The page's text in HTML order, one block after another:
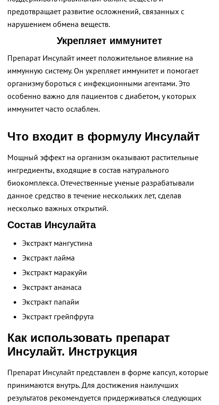
предотвращает развитие осложнений, связанных с
нарушением обмена веществ.
Укрепляет иммунитет
Препарат Инсулайт имеет положительное влияние на
иммунную систему. Он укрепляет иммунитет и помогает
организму бороться с инфекционными агентами. Это
особенно важно для пациентов с диабетом, у которых
иммунитет часто ослаблен.
Что входит в формулу Инсулайт
Мощный эффект на организм оказывают растительные
ингредиенты, входящие в состав натурального
биокомплекса. Отечественные ученые разрабатывали
данное средство в течение нескольких лет, сделав
несколько важных открытий.
Состав Инсулайта
Экстракт мангустина
Экстракт лайма
Экстракт маракуйи
Экстракт ананаса
Экстракт папайи
Экстракт грейпфрута
Как использовать препарат
Инсулайт. Инструкция
Препарат Инсулайт представлен в форме капсул, которые
принимаются внутрь. Для достижения наилучших
результатов рекомендуется придерживаться следующих